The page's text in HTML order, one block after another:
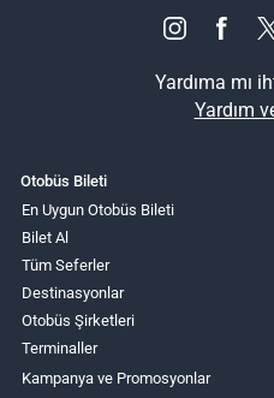
Yardıma mı
Yardım
Otobüs Bileti
En Uygun Otobüs Bileti
Bilet Al
Tüm Seferler
Destinasyonlar
Otobüs Şirketleri
Terminaller
Kampanya ve Promosyonlar